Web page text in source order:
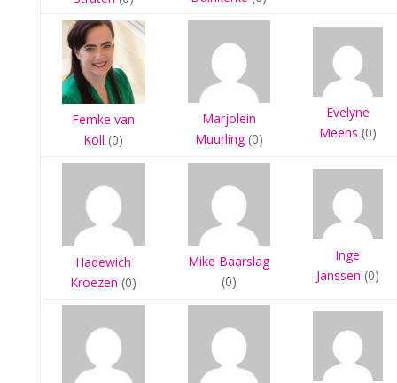
Femke van
Koll (0)
Marjolein
Muurling(0)
Evelyne
Meens (0)
Hadewich
Kroezen (0)
Mike Baarslag
(0)
Inge
Janssen (0)